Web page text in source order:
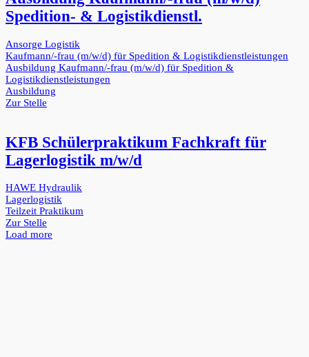
Spedition- & Logistikdienstl.
Ansorge Logistik
Kaufmann/-frau (m/w/d) für Spedition & Logistikdienstleistungen
Ausbildung Kaufmann/-frau (m/w/d) für Spedition &
Logistikdienstleistungen
Ausbildung
Zur Stelle
KFB Schülerpraktikum Fachkraft für
Lagerlogistik m/w/d
HAWE Hydraulik
Lagerlogistik
Teilzeit Praktikum
Zur Stelle
Load more